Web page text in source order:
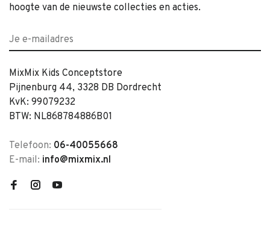
hoogte van de nieuwste collecties en acties.
MixMix Kids Conceptstore
Pijnenburg 44, 3328 DB Dordrecht
KvK: 99079232
BTW: NL868784886B01
Telefoon: 06-40055668
E-mail: info@mixmix.nl